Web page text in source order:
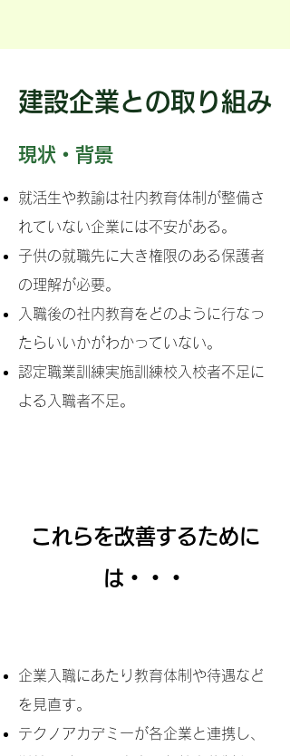
建設企業との取り組み
現状・背景
就活生や教諭は社内教育体制が整備さ
れていない企業には不安がある。
子供の就職先に大き権限のある保護者
の理解が必要。
入職後の社内教育をどのように行なっ
たらいいかがわかっていない。
認定職業訓練実施訓練校入校者不足に
よる入職者不足。
これらを改善するために
は・・・
企業入職にあたり教育体制や待遇など
を見直す。
テクノアカデミーが各企業と連携し、